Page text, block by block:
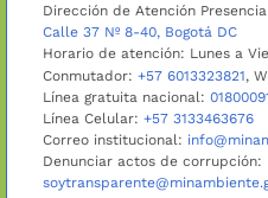
Dirección de Atención
Calle 37 Nº 8-40, Bogotá DC
Horario de atención: Lunes a
Conmutador: +57 6013323821,
Línea gratuita nacional:
Línea Celular: +57 3133463676
Correo institucional:
Denunciar actos de corrupción: